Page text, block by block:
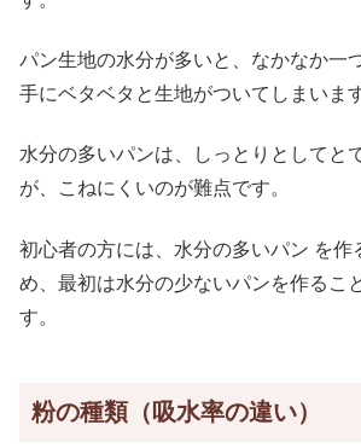
パン生地の水分が多いと、なかなか一
手にベタベタと生地がついてしまいます
水分の多いパンは、しっとりとしてと
が、こねにくいのが難点です。
初心者の方には、水分の多いパン を作
め、最初は水分の少ないパンを作るこ
す。
粉の種類（吸水率の違い）